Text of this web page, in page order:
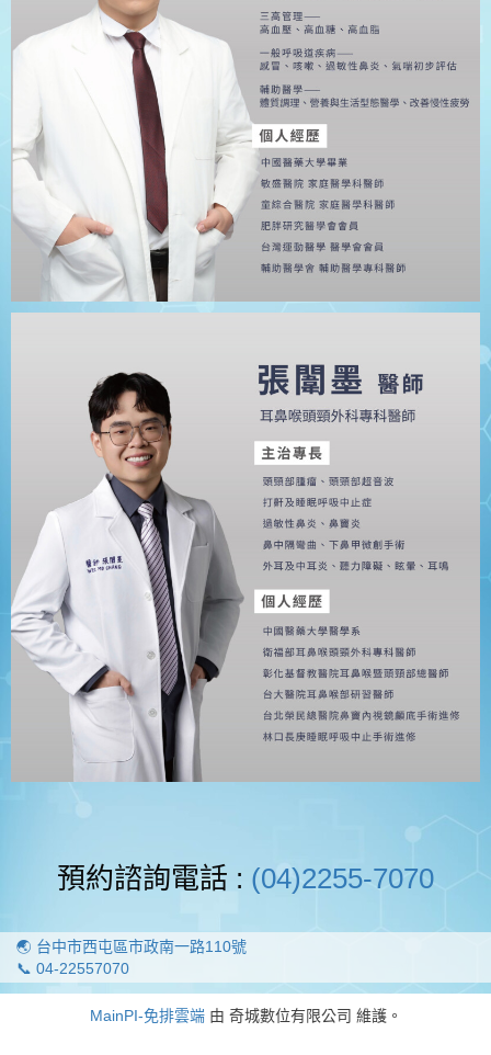
預約諮詢電話 : (04)2255-7070
🌏 台中市西屯區市政南一路110號
📞 04-22557070
MainPI-免排雲端由 奇城數位有限公司 維護。